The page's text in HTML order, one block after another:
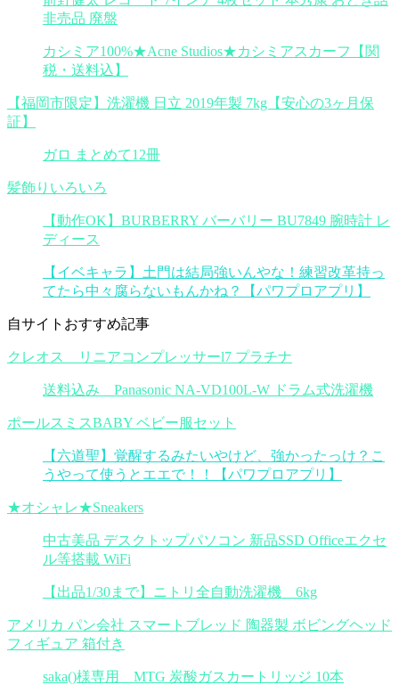
非売品 廃盤
カシミア100%★Acne Studios★カシミアスカーフ【関
税・送料込】
【福岡市限定】洗濯機 日立 2019年製 7kg【安心の3ヶ月保
証】
ガロ まとめて12冊
髪飾りいろいろ
【動作OK】BURBERRY バーバリー BU7849 腕時計 レ
ディース
【イベキャラ】土門は結局強いんやな！練習改革持っ
てたら中々腐らないもんかね？【パワプロアプリ】
自サイトおすすめ記事
クレオス リニアコンプレッサーl7 プラチナ
送料込み Panasonic NA-VD100L-W ドラム式洗濯機
ポールスミスBABY ベビー服セット
【六道聖】覚醒するみたいやけど、強かったっけ？こ
うやって使うとエエで！！【パワプロアプリ】
★オシャレ★Sneakers
中古美品 デスクトップパソコン 新品SSD Officeエクセ
ル等搭載 WiFi
【出品1/30まで】ニトリ全自動洗濯機 6kg
アメリカ パン会社 スマートブレッド 陶器製 ボビングヘッド
フィギュア 箱付き
saka()様専用 MTG 炭酸ガスカートリッジ 10本